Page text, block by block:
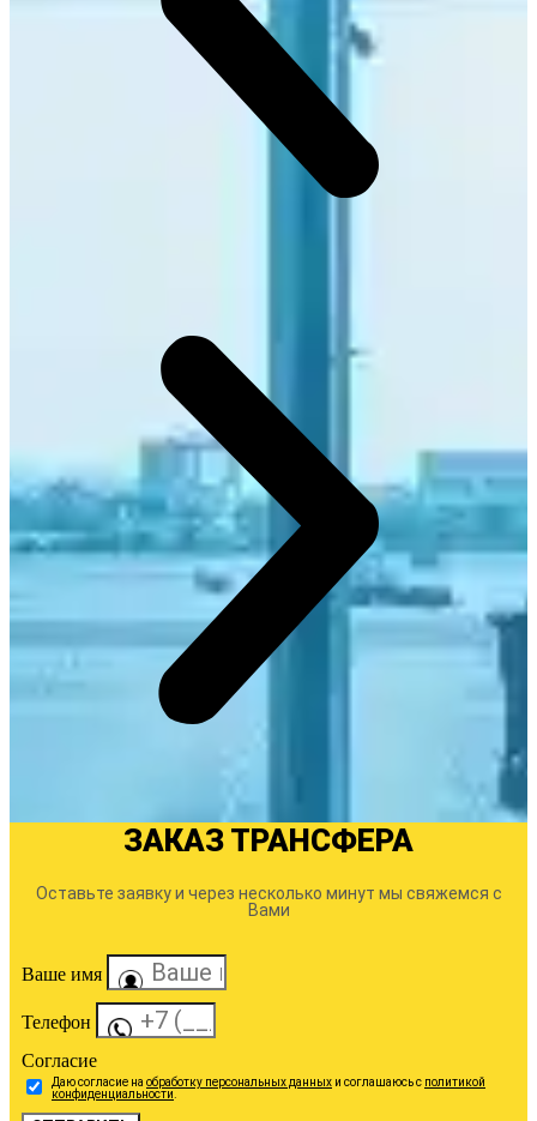
ЗАКАЗ ТРАНСФЕРА
Оставьте заявку и через несколько минут мы свяжемся с
Вами
Ваше имя
Телефон
Согласие
Даю согласие на обработку персональных данных и соглашаюсь с политикой
конфиденциальности